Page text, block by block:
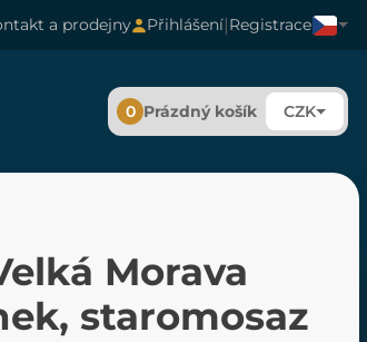
a prodejny Přihlášení|Registrace
0 Prázdný košík CZK
Morava
staromosaz